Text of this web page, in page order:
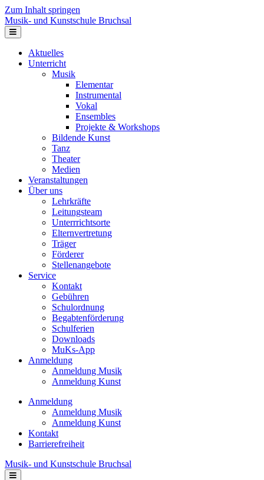
Zum Inhalt springen
Musik- und Kunstschule Bruchsal
Navigation
Aktuelles
Unterricht
Musik
Elementar
Instrumental
Vokal
Ensembles
Projekte & Workshops
Bildende Kunst
Tanz
Theater
Medien
Veranstaltungen
Über uns
Lehrkräfte
Leitungsteam
Unterrrichtsorte
Elternvertretung
Träger
Förderer
Stellenangebote
Service
Kontakt
Gebühren
Schulordnung
Begabtenförderung
Schulferien
Downloads
MuKs-App
Anmeldung
Anmeldung Musik
Anmeldung Kunst
Anmeldung
Anmeldung Musik
Anmeldung Kunst
Kontakt
Barrierefreiheit
Musik- und Kunstschule Bruchsal
Navigation